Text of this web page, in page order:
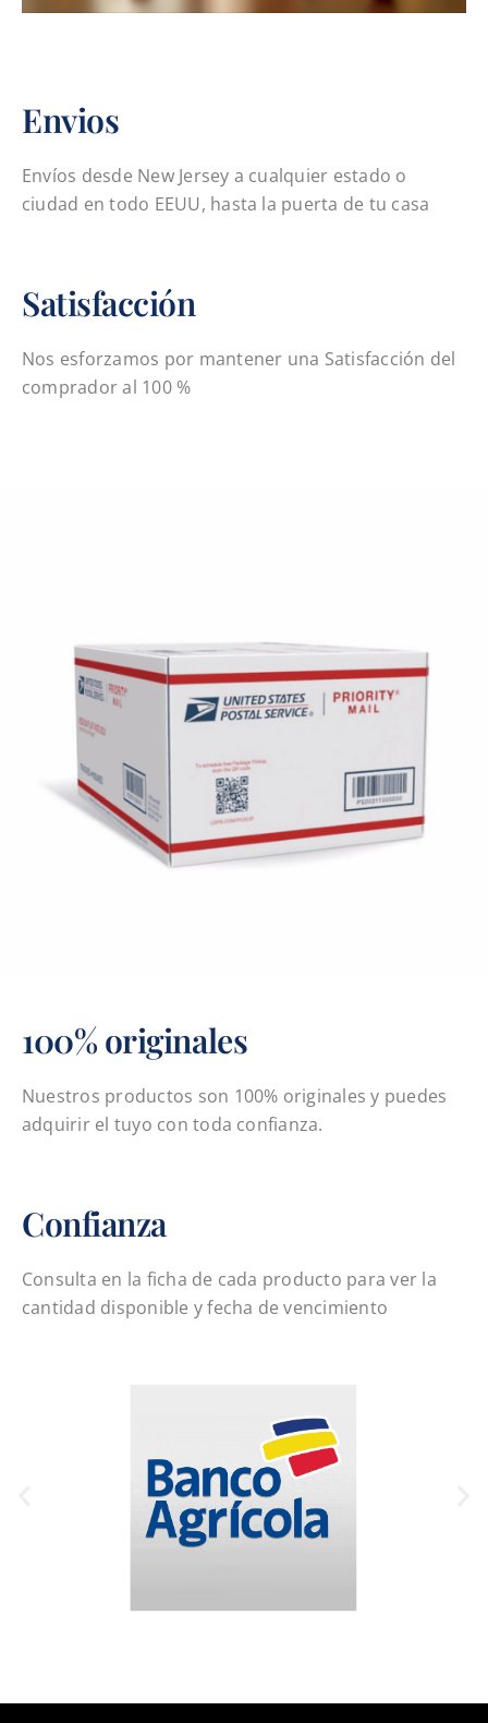
Envios
Envíos desde New Jersey a cualquier estado o
ciudad en todo EEUU, hasta la puerta de tu casa
Satisfacción
Nos esforzamos por mantener una Satisfacción del
comprador al 100 %
100% originales
Nuestros productos son 100% originales y puedes
adquirir el tuyo con toda confianza.
Confianza
Consulta en la ficha de cada producto para ver la
cantidad disponible y fecha de vencimiento